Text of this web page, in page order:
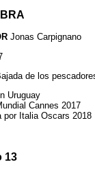
Jonas Carpignano
de los
Uruguay
Cannes 2017
por Italia Oscars 2018
13